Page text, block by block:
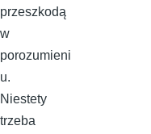
przeszkodą
w
porozumieni
u.
Niestety
trzeba